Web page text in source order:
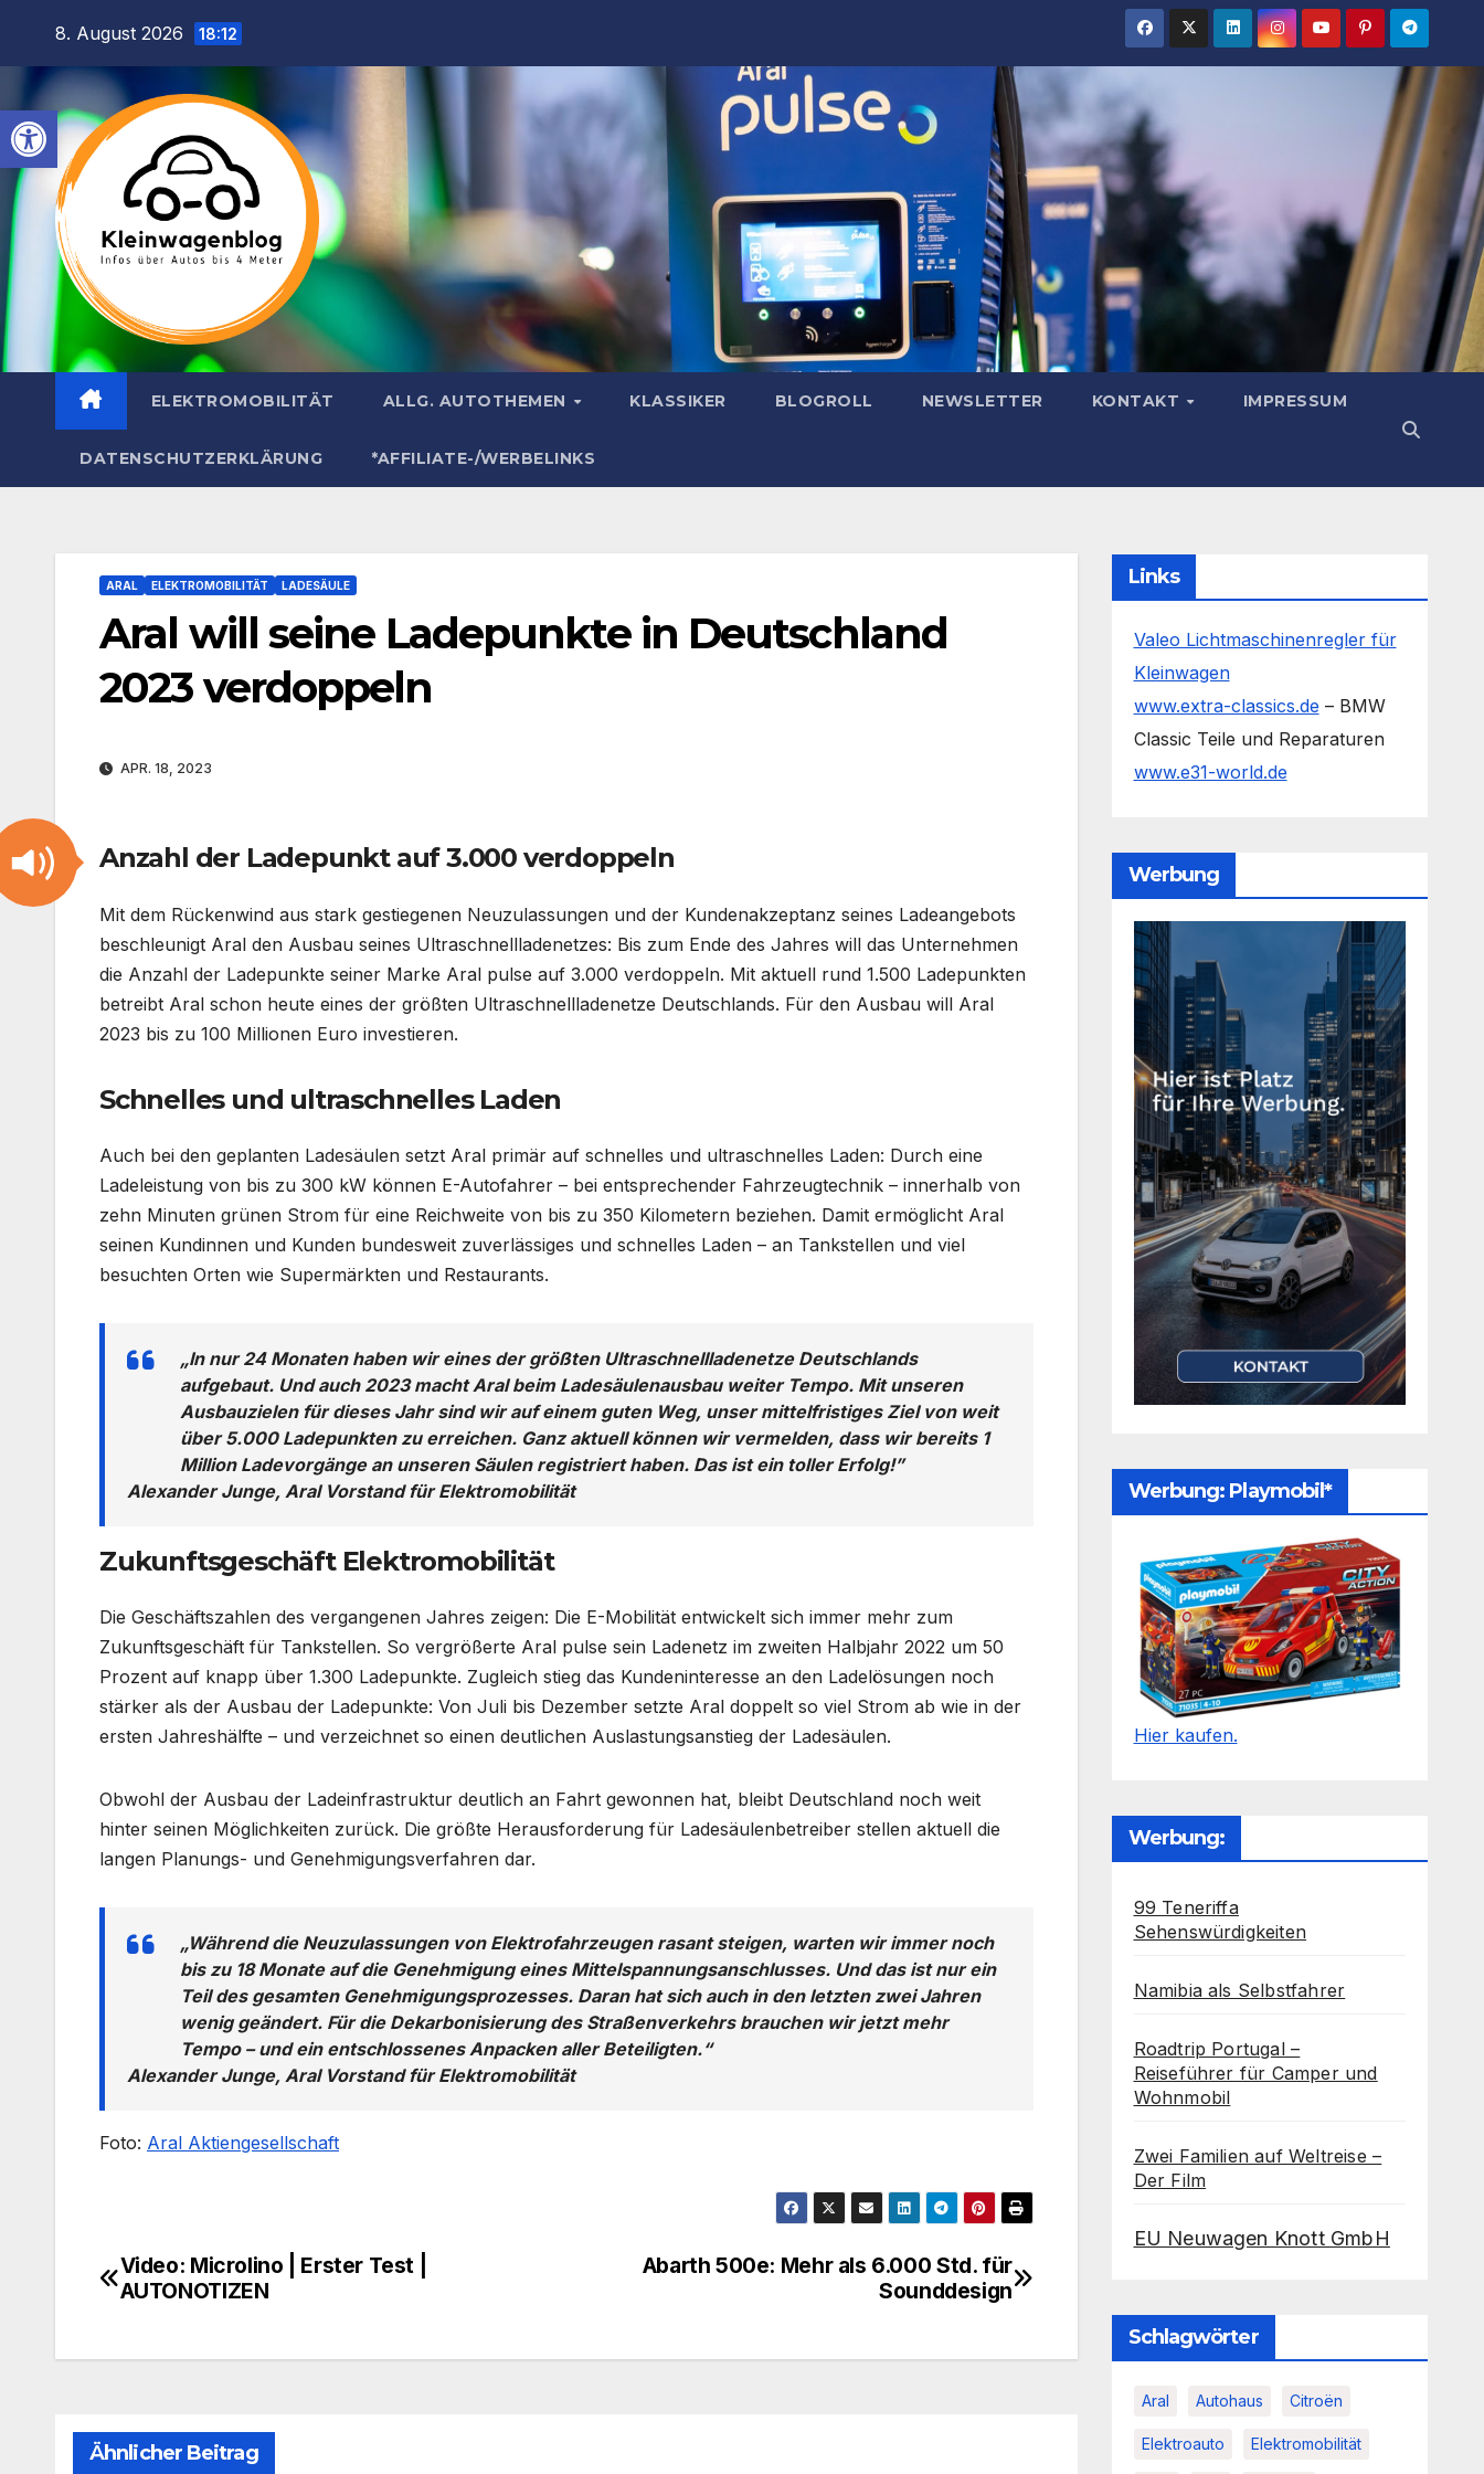
Werkzeugleiste öffnen
springen
springen
8. August 2026 18:12
ELEKTROMOBILITÄT ALLG. AUTOTHEMEN KLASSIKER BLOGROLL NEWSLETTER KONTAKT IMPRESSUM
DATENSCHUTZERKLÄRUNG *AFFILIATE-/WERBELINKS
ARAL ELEKTROMOBILITÄT LADESÄULE
Aral will seine Ladepunkte in Deutschland
2023 verdoppeln
APR. 18, 2023
Anzahl der Ladepunkt auf 3.000 verdoppeln
Mit dem Rückenwind aus stark gestiegenen Neuzulassungen und der Kundenakzeptanz seines Ladeangebots
beschleunigt Aral den Ausbau seines Ultraschnellladenetzes: Bis zum Ende des Jahres will das Unternehmen
die Anzahl der Ladepunkte seiner Marke Aral pulse auf 3.000 verdoppeln. Mit aktuell rund 1.500 Ladepunkten
betreibt Aral schon heute eines der größten Ultraschnellladenetze Deutschlands. Für den Ausbau will Aral
2023 bis zu 100 Millionen Euro investieren.
Schnelles und ultraschnelles Laden
Auch bei den geplanten Ladesäulen setzt Aral primär auf schnelles und ultraschnelles Laden: Durch eine
Ladeleistung von bis zu 300 kW können E-Autofahrer – bei entsprechender Fahrzeugtechnik – innerhalb von
zehn Minuten grünen Strom für eine Reichweite von bis zu 350 Kilometern beziehen. Damit ermöglicht Aral
seinen Kundinnen und Kunden bundesweit zuverlässiges und schnelles Laden – an Tankstellen und viel
besuchten Orten wie Supermärkten und Restaurants.
„In nur 24 Monaten haben wir eines der größten Ultraschnellladenetze Deutschlands
aufgebaut. Und auch 2023 macht Aral beim Ladesäulenausbau weiter Tempo. Mit unseren
Ausbauzielen für dieses Jahr sind wir auf einem guten Weg, unser mittelfristiges Ziel von weit
über 5.000 Ladepunkten zu erreichen. Ganz aktuell können wir vermelden, dass wir bereits 1
Million Ladevorgänge an unseren Säulen registriert haben. Das ist ein toller Erfolg!”
Alexander Junge, Aral Vorstand für Elektromobilität
Zukunftsgeschäft Elektromobilität
Die Geschäftszahlen des vergangenen Jahres zeigen: Die E-Mobilität entwickelt sich immer mehr zum
Zukunftsgeschäft für Tankstellen. So vergrößerte Aral pulse sein Ladenetz im zweiten Halbjahr 2022 um 50
Prozent auf knapp über 1.300 Ladepunkte. Zugleich stieg das Kundeninteresse an den Ladelösungen noch
stärker als der Ausbau der Ladepunkte: Von Juli bis Dezember setzte Aral doppelt so viel Strom ab wie in der
ersten Jahreshälfte – und verzeichnet so einen deutlichen Auslastungsanstieg der Ladesäulen.
Obwohl der Ausbau der Ladeinfrastruktur deutlich an Fahrt gewonnen hat, bleibt Deutschland noch weit
hinter seinen Möglichkeiten zurück. Die größte Herausforderung für Ladesäulenbetreiber stellen aktuell die
langen Planungs- und Genehmigungsverfahren dar.
„Während die Neuzulassungen von Elektrofahrzeugen rasant steigen, warten wir immer noch
bis zu 18 Monate auf die Genehmigung eines Mittelspannungsanschlusses. Und das ist nur ein
Teil des gesamten Genehmigungsprozesses. Daran hat sich auch in den letzten zwei Jahren
wenig geändert. Für die Dekarbonisierung des Straßenverkehrs brauchen wir jetzt mehr
Tempo – und ein entschlossenes Anpacken aller Beteiligten.“
Alexander Junge, Aral Vorstand für Elektromobilität
Foto: Aral Aktiengesellschaft
Beitragsnavigation
Abarth 500e: Mehr als 6.000 Std. für
Sounddesign
Video: Microlino | Erster Test |
AUTONOTIZEN
Ähnlicher Beitrag
Links
Valeo Lichtmaschinenregler für
Kleinwagen
www.extra-classics.de – BMW
Classic Teile und Reparaturen
www.e31-world.de
Werbung
Werbung: Playmobil*
Hier kaufen.
Werbung:
99 Teneriffa
Sehenswürdigkeiten
Namibia als Selbstfahrer
Roadtrip Portugal –
Reiseführer für Camper und
Wohnmobil
Zwei Familien auf Weltreise –
Der Film
EU Neuwagen Knott GmbH
Schlagwörter
Aral Autohaus Citroën
Elektroauto Elektromobilität